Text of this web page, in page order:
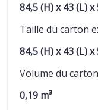
84,5 (H) x 43 (L) x
Taille du carton
84,5 (H) x 43 (L) x
Volume du carton
0,19 m³